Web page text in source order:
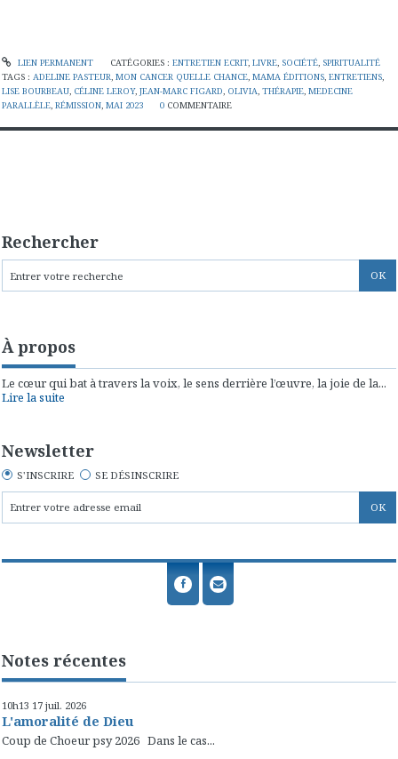
LIEN PERMANENT CATÉGORIES : ENTRETIEN ECRIT, LIVRE, SOCIÉTÉ, SPIRITUALITÉ
TAGS : ADELINE PASTEUR MON CANCER QUELLE CHANCE MAMA ÉDITIONS ENTRETIENS
LISE BOURBEAU CÉLINE LEROY, JEAN-MARC FIGARD OLIVIA THÉRAPIE MEDECINE
PARALLÈLE RÉMISSION MAI 2023 0 COMMENTAIRE
Rechercher
À propos
Le cœur qui bat à travers la voix, le sens derrière l’œuvre, la joie de la...
Lire la suite
Newsletter
S'INSCRIRE SE DÉSINSCRIRE
Notes récentes
10h13 17 juil. 2026
L'amoralité de Dieu
Coup de Choeur psy 2026 Dans le cas...